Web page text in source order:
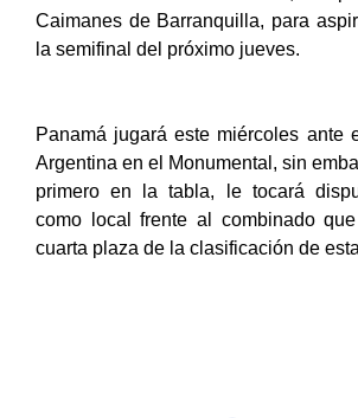
Caimanes de Barranquilla, para
la semifinal del próximo jueves.
Panamá jugará este miércoles ante
Argentina en el Monumental, sin
primero en la tabla, le tocará
como local frente al combinado
cuarta plaza de la clasificación de